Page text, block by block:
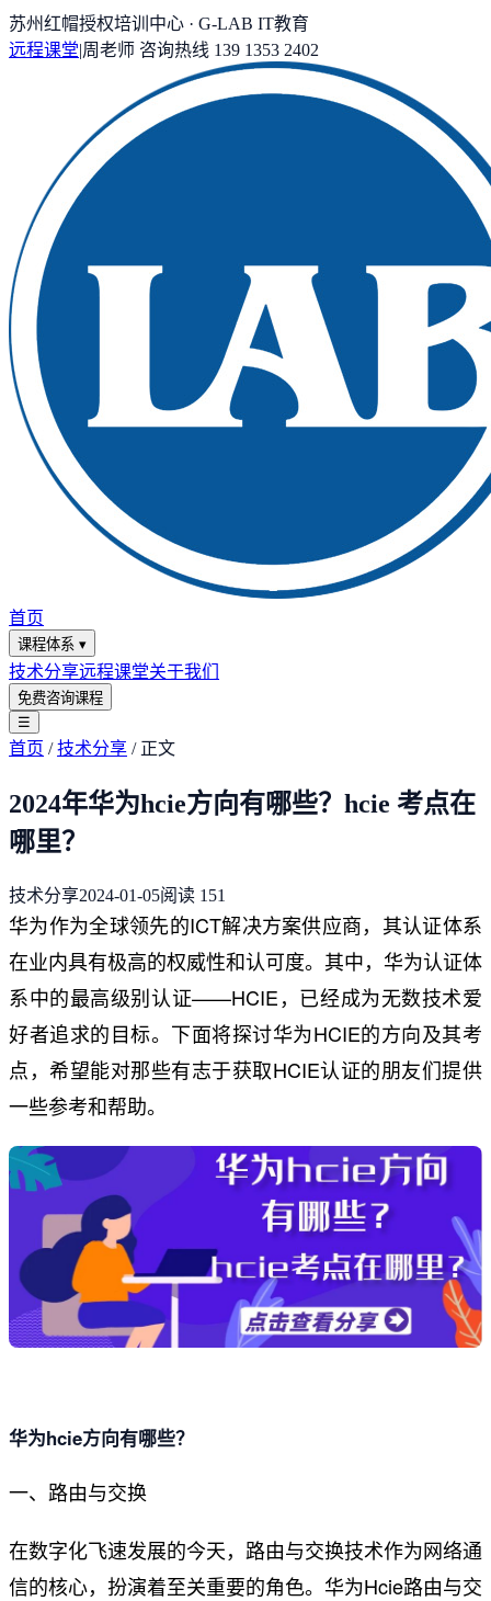
苏州红帽授权培训中心 · G-LAB IT教育
远程课堂|周老师 咨询热线 139 1353 2402
首页
课程体系 ▾
技术分享远程课堂关于我们
免费咨询课程
☰
首页 /技术分享 / 正文
2024年华为hcie方向有哪些？hcie 考点在
哪里？
技术分享2024-01-05阅读 151
华为作为全球领先的ICT解决方案供应商，其认证体系
在业内具有极高的权威性和认可度。其中，华为认证体
系中的最高级别认证——HCIE，已经成为无数技术爱
好者追求的目标。下面将探讨华为HCIE的方向及其考
点，希望能对那些有志于获取HCIE认证的朋友们提供
一些参考和帮助。
华为hcie方向有哪些？
一、路由与交换
在数字化飞速发展的今天，路由与交换技术作为网络通
信的核心，扮演着至关重要的角色。华为Hcie路由与交